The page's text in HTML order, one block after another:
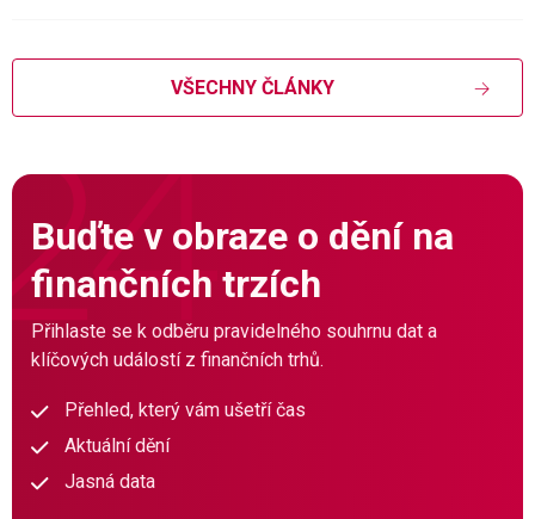
VŠECHNY ČLÁNKY
Buďte v obraze o dění na
finančních trzích
Přihlaste se k odběru pravidelného souhrnu dat a
klíčových událostí z finančních trhů.
Přehled, který vám ušetří čas
Aktuální dění
Jasná data